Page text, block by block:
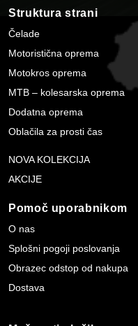
Struktura strani
Čelade
Motoristična oprema
Motokros oprema
MTB – kolesarska oprema
Dodatna oprema
Oblačila za prosti čas
NOVA KOLEKCIJA
AKCIJE
Pomoč uporabnikom
O nas
Splošni pogoji poslovanja
Obrazec odstop od nakupa
Dostava